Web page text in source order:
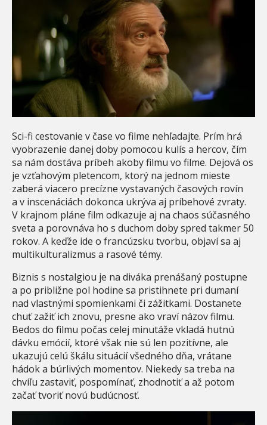
Sci-fi cestovanie v čase vo filme nehľadajte. Prím hrá
vyobrazenie danej doby pomocou kulís a hercov, čím
sa nám dostáva príbeh akoby filmu vo filme. Dejová os
je vzťahovým pletencom, ktorý na jednom mieste
zaberá viacero precízne vystavaných časových rovín
a v inscenáciách dokonca ukrýva aj príbehové zvraty.
V krajnom pláne film odkazuje aj na chaos súčasného
sveta a porovnáva ho s duchom doby spred takmer 50
rokov. A keďže ide o francúzsku tvorbu, objaví sa aj
multikulturalizmus a rasové témy.
Biznis s nostalgiou je na diváka prenášaný postupne
a po približne pol hodine sa pristihnete pri dumaní
nad vlastnými spomienkami či zážitkami. Dostanete
chuť zažiť ich znovu, presne ako vraví názov filmu.
Bedos do filmu počas celej minutáže vkladá hutnú
dávku emócií, ktoré však nie sú len pozitívne, ale
ukazujú celú škálu situácií všedného dňa, vrátane
hádok a búrlivých momentov. Niekedy sa treba na
chvíľu zastaviť, pospomínať, zhodnotiť a až potom
začať tvoriť novú budúcnosť.